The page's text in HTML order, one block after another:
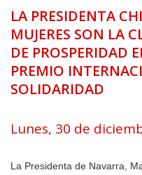
LA PRESIDENTA
MUJERES SON LA
DE PROSPERIDAD
PREMIO
SOLIDARIDAD
Lunes, 30 de
La Presidenta de Navarra,